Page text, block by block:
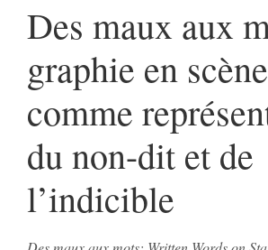
Des maux aux
graphie en scène
comme
du non-dit et de
l’indicible